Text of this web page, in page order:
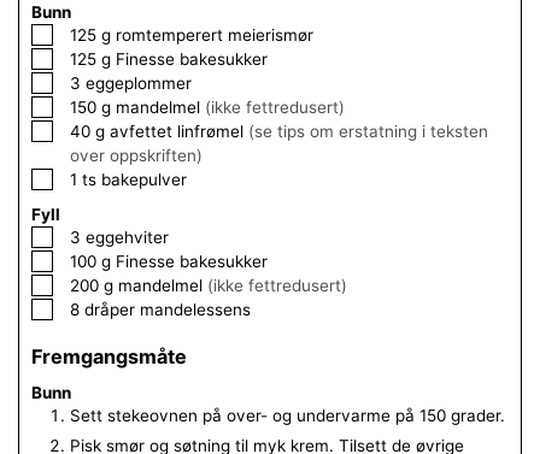
Bunn
▢
125 g romtemperert meierismør
▢
125 g Finesse bakesukker
▢3 eggeplommer
▢
150 g mandelmel (ikke fettredusert)
▢
40 g avfettet linfrømel (se tips om erstatning i teksten
over oppskriften)
▢
1 ts bakepulver
Fyll
▢3 eggehviter
▢
100 g Finesse bakesukker
▢200 g mandelmel (ikke fettredusert)
▢
8 dråper mandelessens
Fremgangsmåte
Bunn
Sett stekeovnen på over- og undervarme på 150 grader.
Pisk smør og søtning til myk krem. Tilsett de øvrige